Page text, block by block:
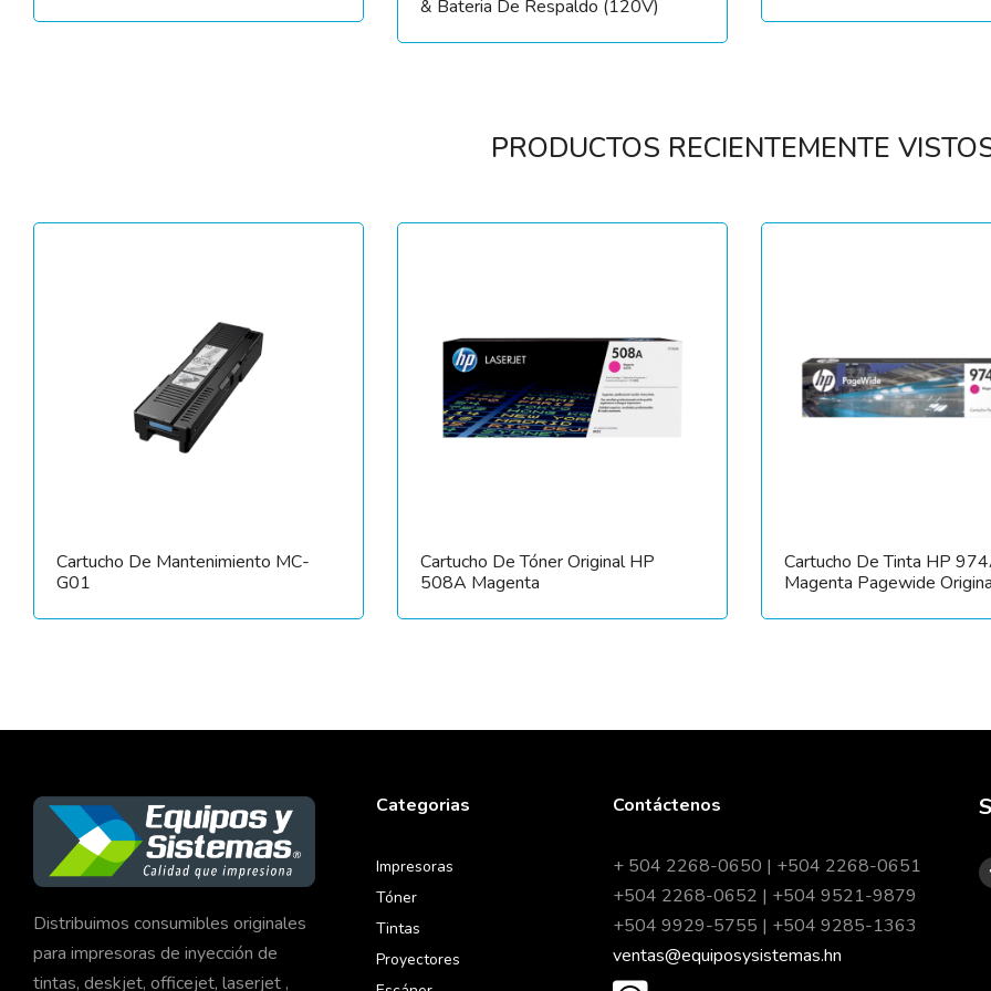
& Bateria De Respaldo (120V)
PRODUCTOS RECIENTEMENTE
Cartucho De Mantenimiento MC-
G01
Cartucho De Tóner Original HP
508A Magenta
Cartucho De Tinta HP
Magenta Pagewide
Distribuimos consumibles originales
para impresoras de inyección de
tintas, deskjet, officejet, laserjet ,
Categorias
Impresoras
Tóner
Tintas
Proyectores
Contáctenos
+ 504 2268-0650 | +504 2268-0651
+504 2268-0652 | +504 9521-9879
+504 9929-5755 | +504 9285-1363
ventas@equiposysistemas.hn